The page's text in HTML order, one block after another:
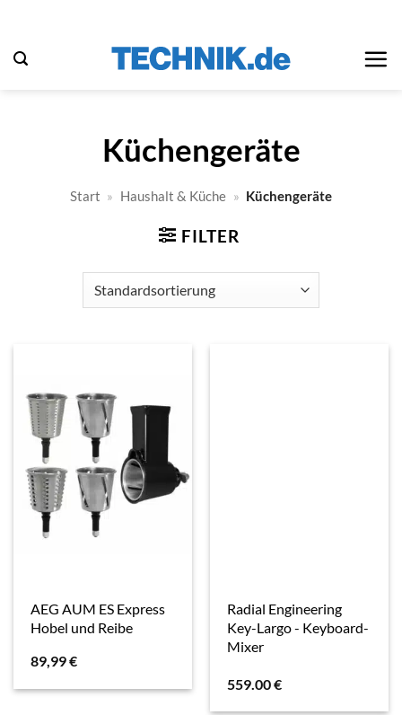
springen
Küchengeräte
Start » Haushalt & Küche » Küchengeräte
FILTER
AEG AUM ES Express
Hobel und Reibe
89,99€
Radial Engineering
Key-Largo - Keyboard-
Mixer
559.00€